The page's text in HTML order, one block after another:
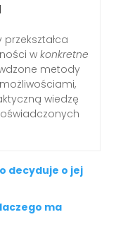
w konkretne
metody
wiedzę
decyduje o jej
ma